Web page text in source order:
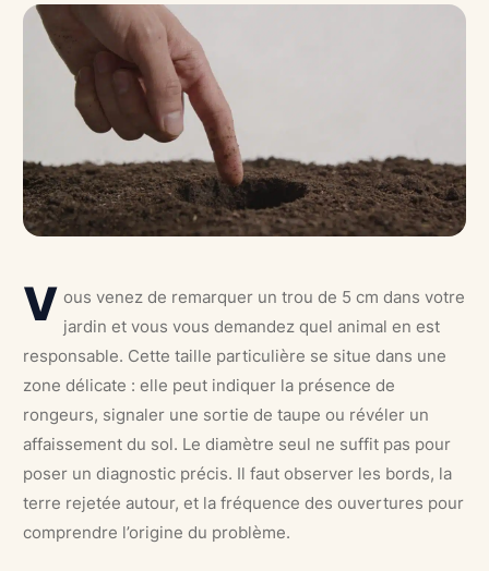
V ous venez de remarquer un trou de 5 cm dans votre
jardin et vous vous demandez quel animal en est
responsable. Cette taille particulière se situe dans une
zone délicate : elle peut indiquer la présence de
rongeurs, signaler une sortie de taupe ou révéler un
affaissement du sol. Le diamètre seul ne suffit pas pour
poser un diagnostic précis. Il faut observer les bords, la
terre rejetée autour, et la fréquence des ouvertures pour
comprendre l’origine du problème.